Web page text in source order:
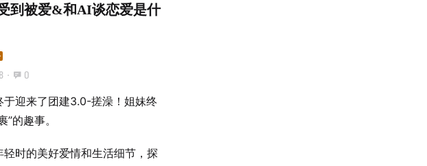
到被爱&和AI谈恋爱是什
· 0
迎来了团建3.0-搓澡！姐妹终
的趣事。
时的美好爱情和生活细节，探